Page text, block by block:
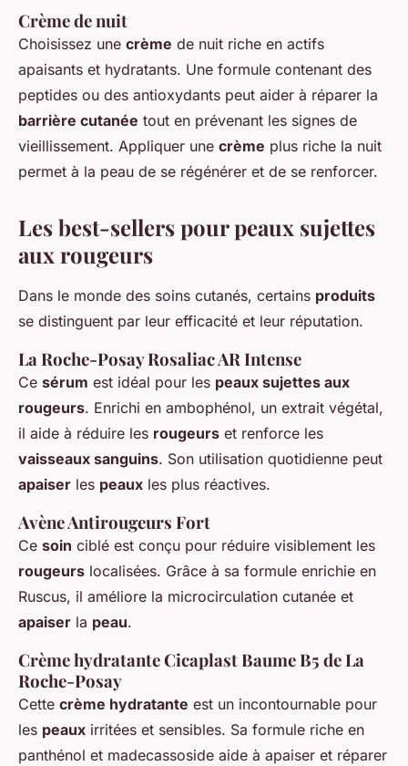
Crème de nuit
Choisissez une crème de nuit riche en actifs
apaisants et hydratants. Une formule contenant des
peptides ou des antioxydants peut aider à réparer la
barrière cutanée tout en prévenant les signes de
vieillissement. Appliquer une crème plus riche la nuit
permet à la peau de se régénérer et de se renforcer.
Les best-sellers pour peaux sujettes
aux rougeurs
Dans le monde des soins cutanés, certains produits
se distinguent par leur efficacité et leur réputation.
La Roche-Posay Rosaliac AR Intense
Ce sérum est idéal pour les peaux sujettes aux
rougeurs. Enrichi en ambophénol, un extrait végétal,
il aide à réduire les rougeurs et renforce les
vaisseaux sanguins. Son utilisation quotidienne peut
apaiser les peaux les plus réactives.
Avène Antirougeurs Fort
Ce soin ciblé est conçu pour réduire visiblement les
rougeurs localisées. Grâce à sa formule enrichie en
Ruscus, il améliore la microcirculation cutanée et
apaiser la peau.
Crème hydratante Cicaplast Baume B5 de La
Roche-Posay
Cette crème hydratante est un incontournable pour
les peaux irritées et sensibles. Sa formule riche en
panthénol et madecassoside aide à apaiser et réparer